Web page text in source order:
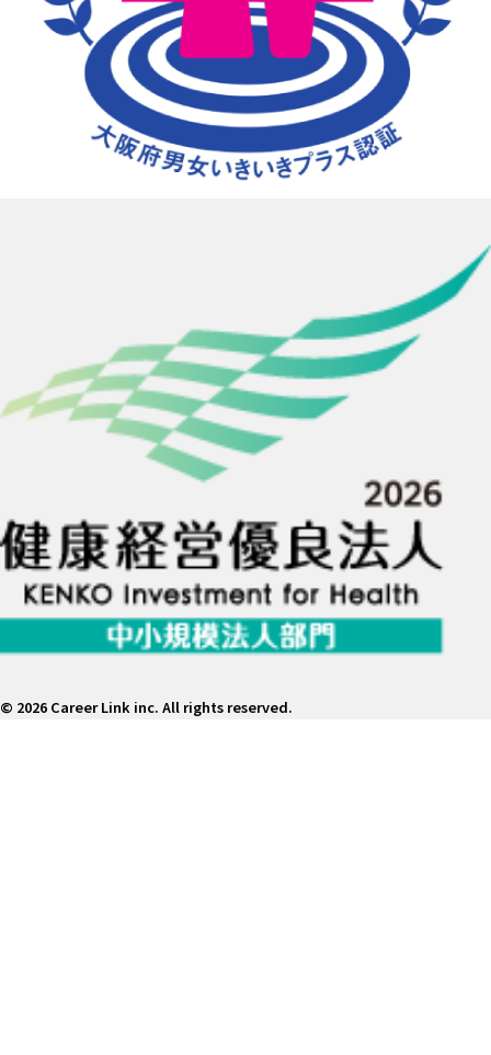
© 2026 Career Link inc. All rights reserved.